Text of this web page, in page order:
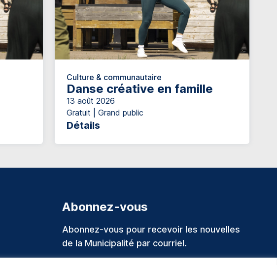
Culture & communautaire
Danse créative en famille
13 août 2026
Gratuit | Grand public
Détails
Abonnez-vous
Abonnez-vous pour recevoir les nouvelles
de la Municipalité par courriel.